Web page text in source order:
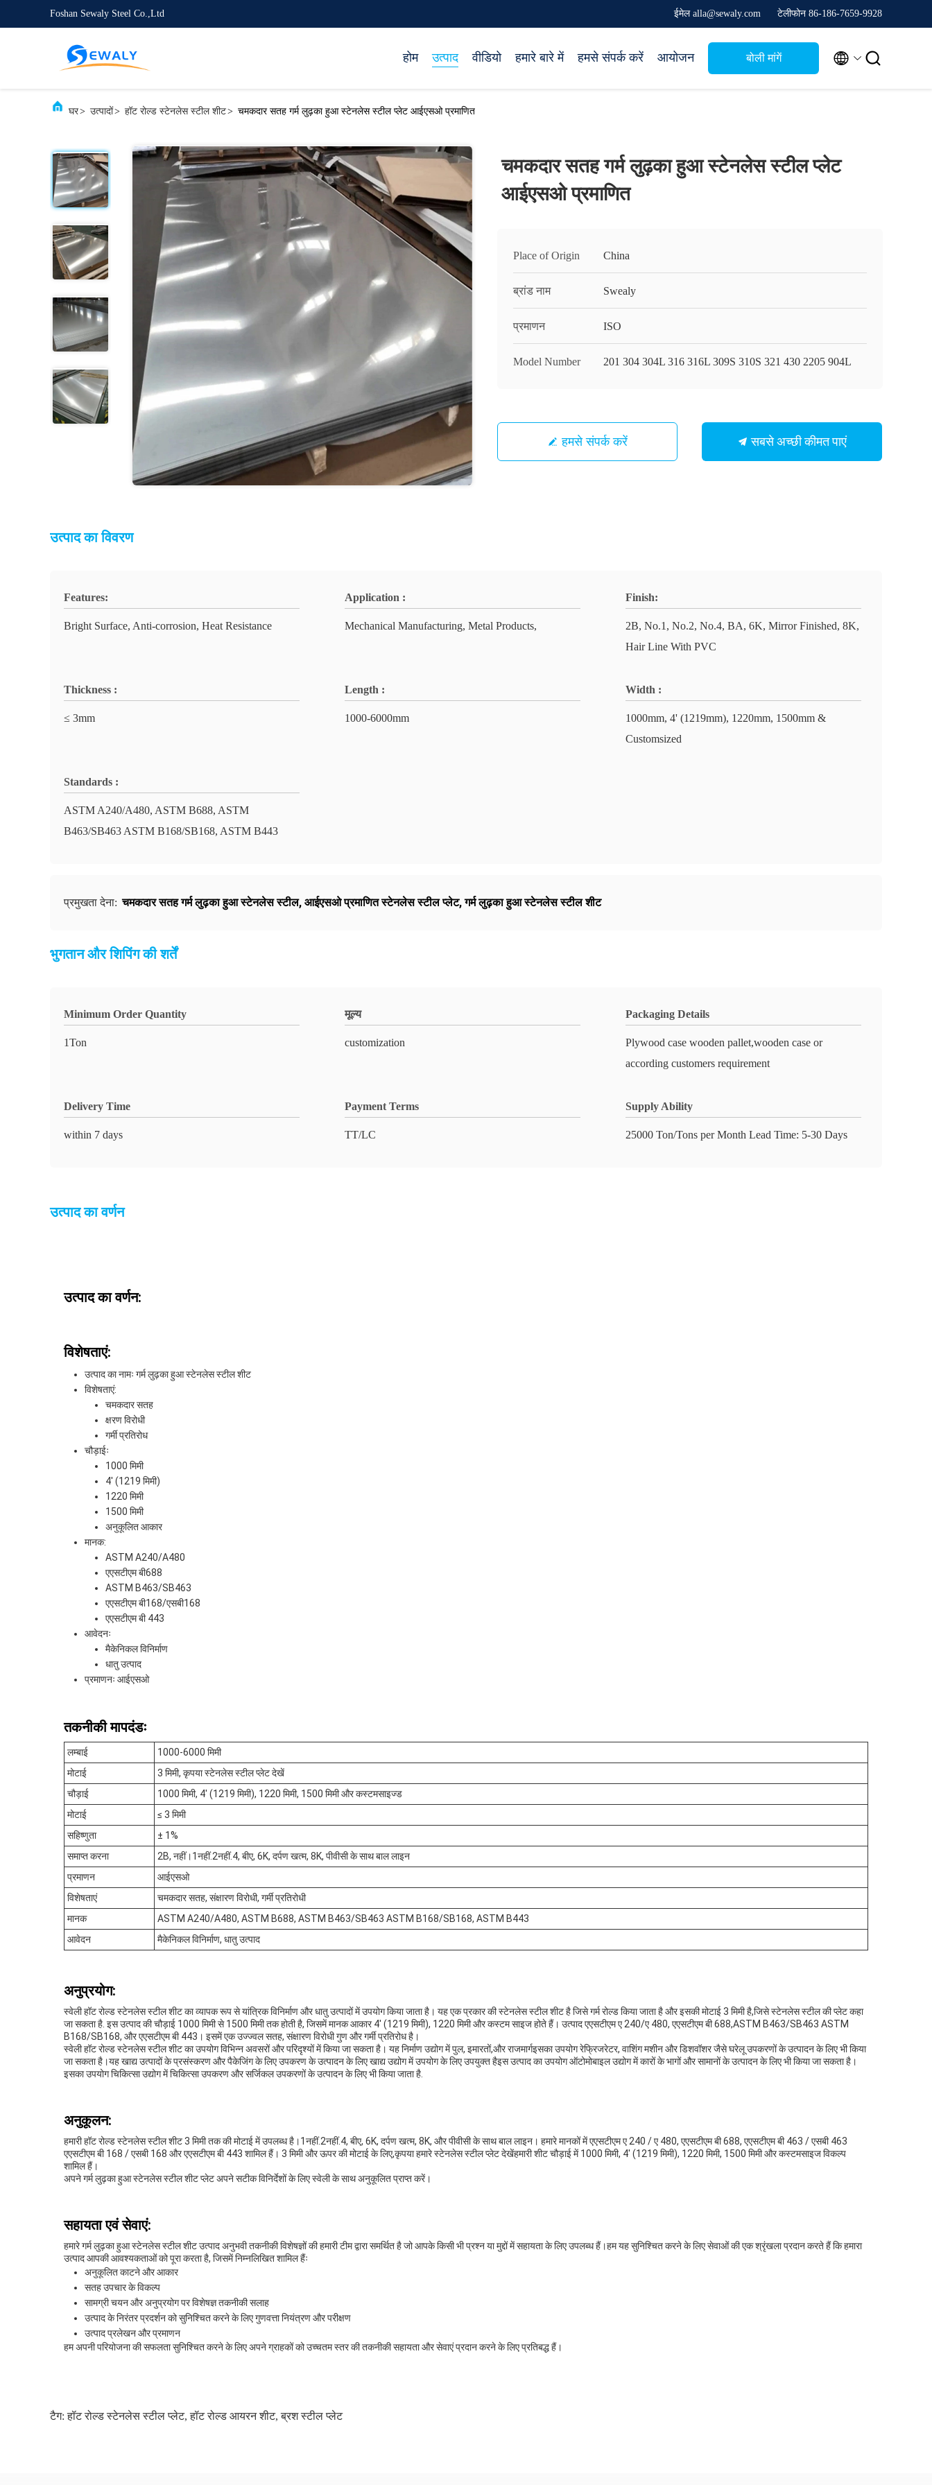
Foshan Sewaly Steel Co.,Ltd ईमेल alla@sewaly.com टेलीफोन 86-186-7659-9928
होम उत्पाद वीडियो हमारे बारे में हमसे संपर्क करें आयोजन बोली मांगें  
घर> उत्पादों> हॉट रोल्ड स्टेनलेस स्टील शीट> चमकदार सतह गर्म लुढ़का हुआ स्टेनलेस स्टील प्लेट आईएसओ प्रमाणित
चमकदार सतह गर्म लुढ़का हुआ स्टेनलेस स्टील प्लेट
आईएसओ प्रमाणित
Place of Origin China
ब्रांड नाम Swealy
प्रमाणन ISO
Model Number 201 304 304L 316 316L 309S 310S 321 430 2205 904L
हमसे संपर्क करें सबसे अच्छी कीमत पाएं
उत्पाद का विवरण
Features:
Bright Surface, Anti-corrosion, Heat Resistance
Application :
Mechanical Manufacturing, Metal Products,
Finish:
2B, No.1, No.2, No.4, BA, 6K, Mirror Finished, 8K,
Hair Line With PVC
Thickness :
≤ 3mm
Length :
1000-6000mm
Width :
1000mm, 4' (1219mm), 1220mm, 1500mm &
Customsized
Standards :
ASTM A240/A480, ASTM B688, ASTM
B463/SB463 ASTM B168/SB168, ASTM B443
प्रमुखता देना: चमकदार सतह गर्म लुढ़का हुआ स्टेनलेस स्टील, आईएसओ प्रमाणित स्टेनलेस स्टील प्लेट,गर्म लुढ़का हुआ स्टेनलेस स्टील शीट
भुगतान और शिपिंग की शर्तें
Minimum Order Quantity
1Ton
मूल्य
customization
Packaging Details
Plywood case wooden pallet,wooden case or
according customers requirement
Delivery Time
within 7 days
Payment Terms
TT/LC
Supply Ability
25000 Ton/Tons per Month Lead Time: 5-30 Days
उत्पाद का वर्णन
उत्पाद का वर्णन:
विशेषताएं:
उत्पाद का नामः गर्म लुढ़का हुआ स्टेनलेस स्टील शीट
विशेषताएं:
चमकदार सतह
क्षरण विरोधी
गर्मी प्रतिरोध
चौड़ाईः
1000 मिमी
4' (1219 मिमी)
1220 मिमी
1500 मिमी
अनुकूलित आकार
मानक:
ASTM A240/A480
एएसटीएम बी688
ASTM B463/SB463
एएसटीएम बी168/एसबी168
एएसटीएम बी 443
आवेदनः
मैकेनिकल विनिर्माण
धातु उत्पाद
प्रमाणनः आईएसओ
तकनीकी मापदंडः
लम्बाई
1000-6000 मिमी
मोटाई
3 मिमी, कृपया स्टेनलेस स्टील प्लेट देखें
चौड़ाई
1000 मिमी, 4' (1219 मिमी), 1220 मिमी, 1500 मिमी और कस्टमसाइज्ड
मोटाई
≤ 3 मिमी
सहिष्णुता
± 1%
समाप्त करना
2B, नहीं।1नहीं.2नहीं.4, बीए, 6K, दर्पण खत्म, 8K, पीवीसी के साथ बाल लाइन
प्रमाणन
आईएसओ
विशेषताएं
चमकदार सतह, संक्षारण विरोधी, गर्मी प्रतिरोधी
मानक
ASTM A240/A480, ASTM B688, ASTM B463/SB463 ASTM B168/SB168, ASTM B443
आवेदन
मैकेनिकल विनिर्माण, धातु उत्पाद
अनुप्रयोग:
स्वेली हॉट रोल्ड स्टेनलेस स्टील शीट का व्यापक रूप से यांत्रिक विनिर्माण और धातु उत्पादों में उपयोग किया जाता है। यह एक प्रकार की स्टेनलेस स्टील शीट है जिसे गर्म रोल्ड किया जाता है और इसकी मोटाई 3 मिमी है,जिसे स्टेनलेस स्टील की प्लेट कहा
जा सकता है. इस उत्पाद की चौड़ाई 1000 मिमी से 1500 मिमी तक होती है, जिसमें मानक आकार 4' (1219 मिमी), 1220 मिमी और कस्टम साइज होते हैं। उत्पाद एएसटीएम ए 240/ए 480, एएसटीएम बी 688,ASTM B463/SB463 ASTM
B168/SB168, और एएसटीएम बी 443। इसमें एक उज्ज्वल सतह, संक्षारण विरोधी गुण और गर्मी प्रतिरोध है।
स्वेली हॉट रोल्ड स्टेनलेस स्टील शीट का उपयोग विभिन्न अवसरों और परिदृश्यों में किया जा सकता है। यह निर्माण उद्योग में पुल, इमारतों,और राजमार्गइसका उपयोग रेफ्रिजरेटर, वाशिंग मशीन और डिशवॉशर जैसे घरेलू उपकरणों के उत्पादन के लिए भी किया
जा सकता है।यह खाद्य उत्पादों के प्रसंस्करण और पैकेजिंग के लिए उपकरण के उत्पादन के लिए खाद्य उद्योग में उपयोग के लिए उपयुक्त हैइस उत्पाद का उपयोग ऑटोमोबाइल उद्योग में कारों के भागों और सामानों के उत्पादन के लिए भी किया जा सकता है।
इसका उपयोग चिकित्सा उद्योग में चिकित्सा उपकरण और सर्जिकल उपकरणों के उत्पादन के लिए भी किया जाता है.
अनुकूलन:
हमारी हॉट रोल्ड स्टेनलेस स्टील शीट 3 मिमी तक की मोटाई में उपलब्ध है।1नहीं.2नहीं.4, बीए, 6K, दर्पण खत्म, 8K, और पीवीसी के साथ बाल लाइन। हमारे मानकों में एएसटीएम ए 240 / ए 480, एएसटीएम बी 688, एएसटीएम बी 463 / एसबी 463
एएसटीएम बी 168 / एसबी 168 और एएसटीएम बी 443 शामिल हैं। 3 मिमी और ऊपर की मोटाई के लिए,कृपया हमारे स्टेनलेस स्टील प्लेट देखेंहमारी शीट चौड़ाई में 1000 मिमी, 4' (1219 मिमी), 1220 मिमी, 1500 मिमी और कस्टमसाइज विकल्प
शामिल हैं।
अपने गर्म लुढ़का हुआ स्टेनलेस स्टील शीट प्लेट अपने सटीक विनिर्देशों के लिए स्वेली के साथ अनुकूलित प्राप्त करें।
सहायता एवं सेवाएं:
हमारे गर्म लुढ़का हुआ स्टेनलेस स्टील शीट उत्पाद अनुभवी तकनीकी विशेषज्ञों की हमारी टीम द्वारा समर्थित है जो आपके किसी भी प्रश्न या मुद्दों में सहायता के लिए उपलब्ध हैं।हम यह सुनिश्चित करने के लिए सेवाओं की एक श्रृंखला प्रदान करते हैं कि हमारा
उत्पाद आपकी आवश्यकताओं को पूरा करता है, जिसमें निम्नलिखित शामिल हैंः
अनुकूलित काटने और आकार
सतह उपचार के विकल्प
सामग्री चयन और अनुप्रयोग पर विशेषज्ञ तकनीकी सलाह
उत्पाद के निरंतर प्रदर्शन को सुनिश्चित करने के लिए गुणवत्ता नियंत्रण और परीक्षण
उत्पाद प्रलेखन और प्रमाणन
हम अपनी परियोजना की सफलता सुनिश्चित करने के लिए अपने ग्राहकों को उच्चतम स्तर की तकनीकी सहायता और सेवाएं प्रदान करने के लिए प्रतिबद्ध हैं।
टैग:हॉट रोल्ड स्टेनलेस स्टील प्लेट, हॉट रोल्ड आयरन शीट, ब्रश स्टील प्लेट